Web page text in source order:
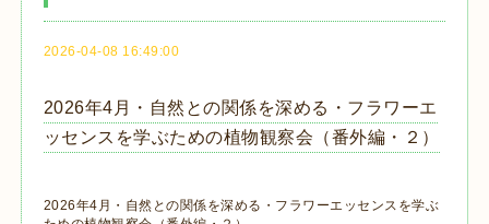
2026-04-08 16:49:00
2026年4月・自然との関係を深める・フラワーエ
ッセンスを学ぶための植物観察会（番外編・２）
2026年4月・自然との関係を深める・フラワーエッセンスを学ぶ